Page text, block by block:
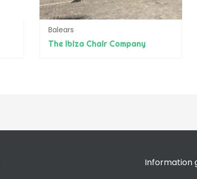
Balears
The Ibiza Chair Company
Information